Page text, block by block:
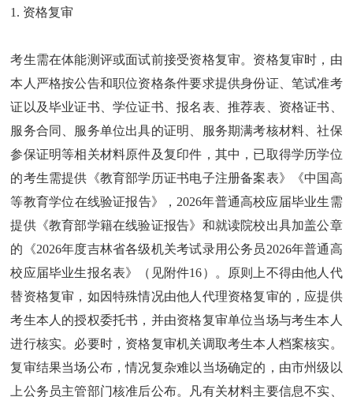
1. 资格复审
考生需在体能测评或面试前接受资格复审。资格复审时，由
本人严格按公告和职位资格条件要求提供身份证、笔试准考
证以及毕业证书、学位证书、报名表、推荐表、资格证书、
服务合同、服务单位出具的证明、服务期满考核材料、社保
参保证明等相关材料原件及复印件，其中，已取得学历学位
的考生需提供《教育部学历证书电子注册备案表》《中国高
等教育学位在线验证报告》，2026年普通高校应届毕业生需
提供《教育部学籍在线验证报告》和就读院校出具加盖公章
的《2026年度吉林省各级机关考试录用公务员2026年普通高
校应届毕业生报名表》（见附件16）。原则上不得由他人代
替资格复审，如因特殊情况由他人代理资格复审的，应提供
考生本人的授权委托书，并由资格复审单位当场与考生本人
进行核实。必要时，资格复审机关调取考生本人档案核实。
复审结果当场公布，情况复杂难以当场确定的，由市州级以
上公务员主管部门核准后公布。凡有关材料主要信息不实、